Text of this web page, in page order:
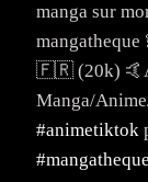
manga sur
🇫🇷 (20k)
Manga/
#animetiktok
#mangatheque